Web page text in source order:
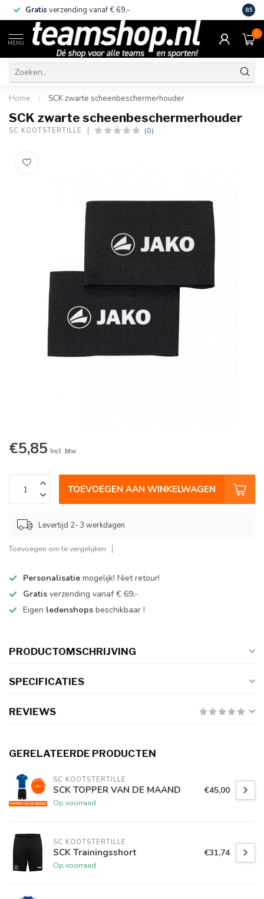
Gratis verzending vanaf € 69,- Eigen
8.5
MENU
0
Home / SCK zwarte scheenbeschermerhouder
SCK zwarte scheenbeschermerhouder
SC KOOTSTERTILLE (0)
€5,85 Incl. btw
TOEVOEGEN AAN WINKELWAGEN
Levertijd 2- 3 werkdagen
Toevoegen om te vergelijken
Personalisatie mogelijk! Niet retour!
Gratis verzending vanaf € 69,-
Eigen ledenshops beschikbaar !
PRODUCTOMSCHRIJVING
SPECIFICATIES
REVIEWS
GERELATEERDE PRODUCTEN
SC KOOTSTERTILLE
SCK TOPPER VAN DE MAAND
Op voorraad
€45,00
SC KOOTSTERTILLE
SCK Trainingsshort
Op voorraad
€31,74